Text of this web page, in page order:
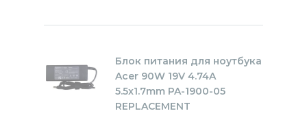
Блок питания для ноутбука
Acer 90W 19V 4.74A
5.5x1.7mm PA-1900-05
REPLACEMENT